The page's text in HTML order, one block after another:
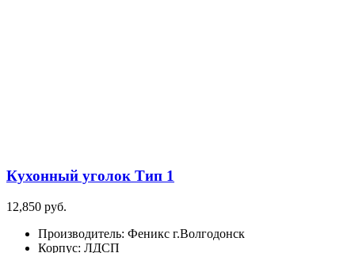
Кухонный уголок Тип 1
12,850 руб.
Производитель: Феникс г.Волгодонск
Корпус: ЛДСП